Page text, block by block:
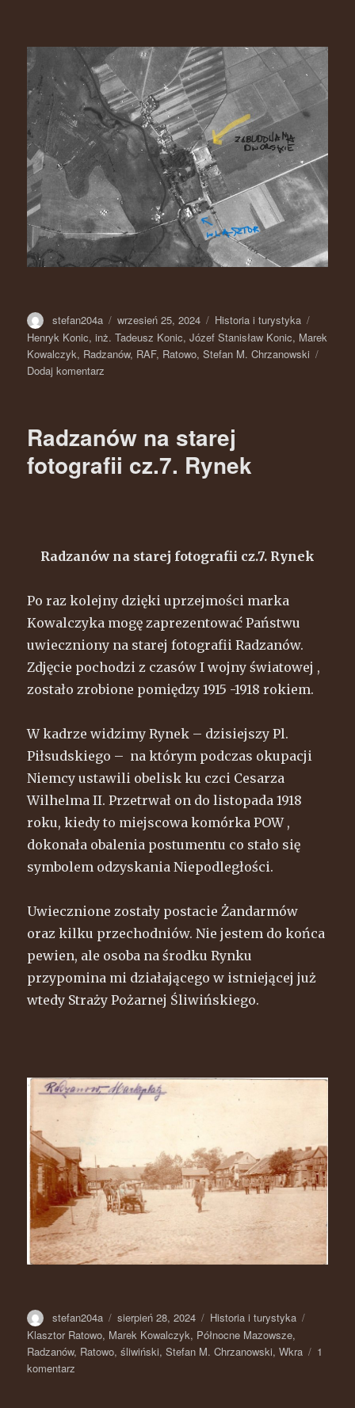
Autor
stefan204a Opublikowano
wrzesień 25, 2024 Kategorie
Historia i turystyka
Henryk Konic,inż. Tadeusz Konic,Józef Stanisław Konic, Marek
Kowalczyk, Radzanów, RAF, Ratowo,Stefan M. Chrzanowski
Dodaj komentarz
.
Ratowo
na
r.
Radzanów na starej
fotografii cz.7. Rynek
Radzanów na starej fotografii cz.7. Rynek
Po raz kolejny dzięki uprzejmości marka
Kowalczyka mogę zaprezentować Państwu
uwieczniony na starej fotografii Radzanów.
Zdjęcie pochodzi z czasów I wojny światowej ,
zostało zrobione pomiędzy 1915 -1918 rokiem.
W kadrze widzimy Rynek – dzisiejszy Pl.
Piłsudskiego – na którym podczas okupacji
Niemcy ustawili obelisk ku czci Cesarza
Wilhelma II. Przetrwał on do listopada 1918
roku, kiedy to miejscowa komórka POW ,
dokonała obalenia postumentu co stało się
symbolem odzyskania Niepodległości.
Uwiecznione zostały postacie Żandarmów
oraz kilku przechodniów. Nie jestem do końca
pewien, ale osoba na środku Rynku
przypomina mi działającego w istniejącej już
wtedy Straży Pożarnej Śliwińskiego.
Autor
stefan204a Opublikowano
sierpień 28, 2024 Kategorie
Historia i turystyka
Klasztor Ratowo, Marek Kowalczyk, Północne Mazowsze,
Radzanów, Ratowo,śliwiński,Stefan M. Chrzanowski,Wkra
1
komentarz